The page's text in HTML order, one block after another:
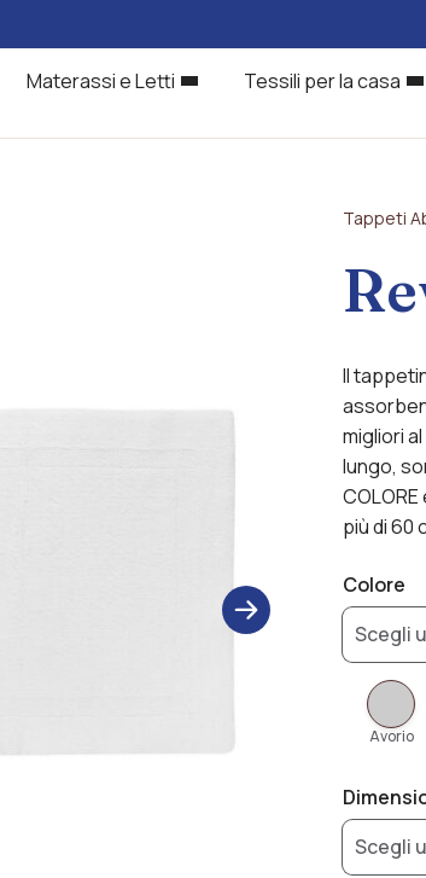
Materassi e Letti
Tessili per la casa
next
Tappeti
Il
migliori
lungo,
più di 60
Colore
Avorio